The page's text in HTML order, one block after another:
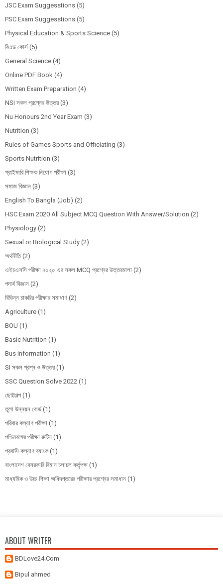
JSC Exam Suggesstions (5)
PSC Exam Suggesstions (5)
Physical Education & Sports Science (5)
বিএড কোর্স (5)
General Science (4)
Online PDF Book (4)
Written Exam Preparation (4)
NSI সকল প্রশ্নের উত্তর (3)
Nu Honours 2nd Year Exam (3)
Nutrition (3)
Rules of Games Sports and Officiating (3)
Sports Nutrition (3)
প্রাইমারি শিক্ষক নিয়োগ পরীক্ষা (3)
সমাজ বিজ্ঞান (3)
English To Bangla (Job) (2)
HSC Exam 2020 All Subject MCQ Question With Answer/Solution (2)
Physiology (2)
Sexual or Biological Study (2)
অর্থনীতি (2)
এইচএসসি পরীক্ষা ২০২০ এর সকল MCQ প্রশ্নের উত্তরমালা (2)
পদার্থ বিজ্ঞান (2)
বিভিন্ন চাকরির পরীক্ষার সমাধাণ (2)
Agriculture (1)
BOU (1)
Basic Nutrition (1)
Bus information (1)
SI সকল প্রশ্ন ও উত্তর (1)
SSC Question Solve 2022 (1)
ছোট্টগল্প (1)
তুলা উন্নয়ন বোর্ড (1)
পরিবার কল্যাণ পরীক্ষা (1)
পশ্চিমবঙ্গের পরীক্ষা রুটিন (1)
প্রবাসি কল্যাণ ব্যাংক (1)
বাংলাদেশ বেসরকারি বিমান চলাচল কর্তৃপক্ষ (1)
মাধ্যমিক ও উচ্চ শিক্ষা অধিদপ্তরের পরীক্ষার প্রশ্নের সমাধান (1)
ABOUT WRITER
BDLove24.Com
Bipul ahmed